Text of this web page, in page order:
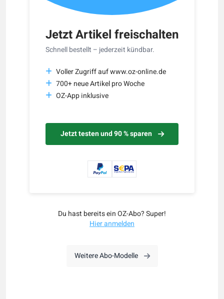
Jetzt Artikel freischalten
Schnell bestellt – jederzeit kündbar.
Voller Zugriff auf www.oz-online.de
700+ neue Artikel pro Woche
OZ-App inklusive
Jetzt testen und 90 % sparen
Du hast bereits ein OZ-Abo? Super!
Hier anmelden
Weitere Abo-Modelle